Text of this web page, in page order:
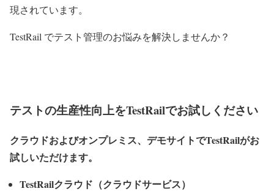
現されています。
TestRail でテスト管理のお悩みを解決しませんか？
テストの生産性向上をTestRailでお試しください
クラウドおよびオンプレミス、デモサイトでTestRailがお
試しいただけます。
TestRailクラウド（クラウドサービス）